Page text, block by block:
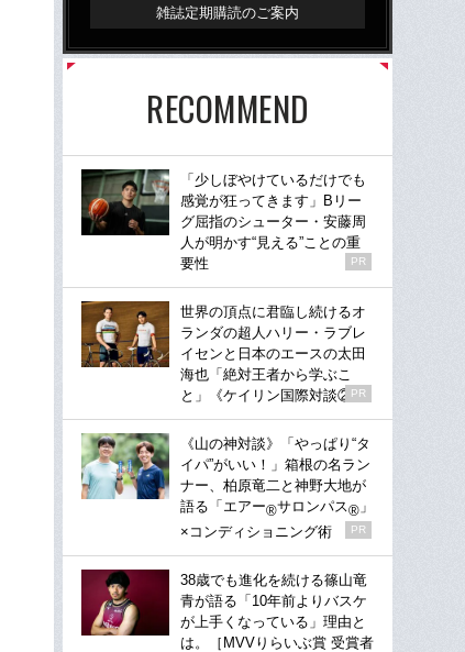
雑誌定期購読のご案内
RECOMMEND
「少しぼやけているだけでも
感覚が狂ってきます」Bリー
グ屈指のシューター・安藤周
人が明かす“見える”ことの重
要性
PR
世界の頂点に君臨し続けるオ
ランダの超人ハリー・ラブレ
イセンと日本のエースの太田
海也「絶対王者から学ぶこ
と」《ケイリン国際対談②》
PR
《山の神対談》「やっぱり“タ
イパ”がいい！」箱根の名ラン
ナー、柏原竜二と神野大地が
語る「エアー®サロンパス® 」
×コンディショニング術
PR
38歳でも進化を続ける篠山竜
青が語る「10年前よりバスケ
が上手くなっている」理由と
は。［MVVりらいぶ賞 受賞者